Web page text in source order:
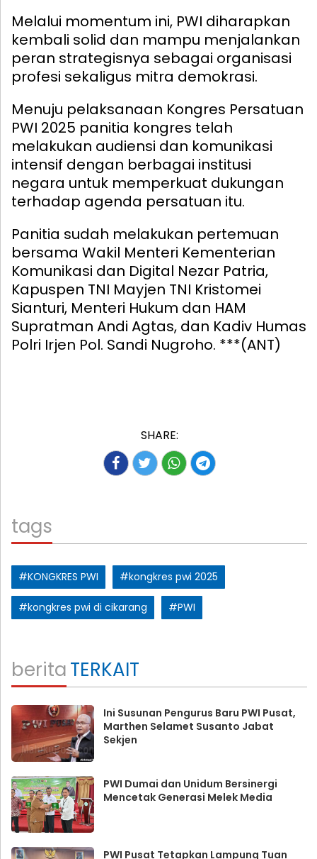
Melalui momentum ini, PWI diharapkan
kembali solid dan mampu menjalankan
peran strategisnya sebagai organisasi
profesi sekaligus mitra demokrasi.
Menuju pelaksanaan Kongres Persatuan
PWI 2025 panitia kongres telah
melakukan audiensi dan komunikasi
intensif dengan berbagai institusi
negara untuk memperkuat dukungan
terhadap agenda persatuan itu.
Panitia sudah melakukan pertemuan
bersama Wakil Menteri Kementerian
Komunikasi dan Digital Nezar Patria,
Kapuspen TNI Mayjen TNI Kristomei
Sianturi, Menteri Hukum dan HAM
Supratman Andi Agtas, dan Kadiv Humas
Polri Irjen Pol. Sandi Nugroho. ***(ANT)
SHARE:
tags
#KONGKRES PWI #kongkres pwi 2025
#kongkres pwi di cikarang #PWI
beritaTERKAIT
Ini Susunan Pengurus Baru PWI Pusat,
Marthen Selamet Susanto Jabat
Sekjen
PWI Dumai dan Unidum Bersinergi
Mencetak Generasi Melek Media
PWI Pusat Tetapkan Lampung Tuan